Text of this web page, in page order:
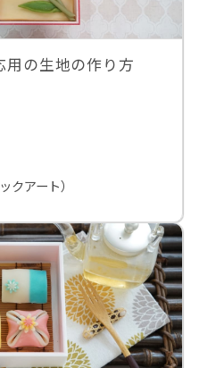
用の生地の作り方
クアート）